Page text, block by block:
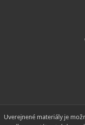
Uverejnené materiály je